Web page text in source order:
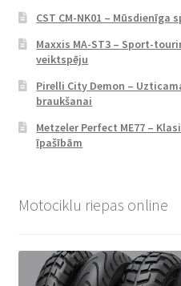
CST CM-NK01 – Mūsdienīga
Maxxis MA-ST3 – Sport-
veiktspēju
Pirelli City Demon –
braukšanai
Metzeler Perfect ME77 –
īpašībām
Motociklu riepas online